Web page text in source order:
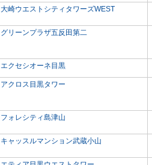
大崎ウエストシティタワーズWEST
グリーンプラザ五反田第二
エクセシオーネ目黒
アクロス目黒タワー
フォレシティ島津山
キャッスルマンション武蔵小山